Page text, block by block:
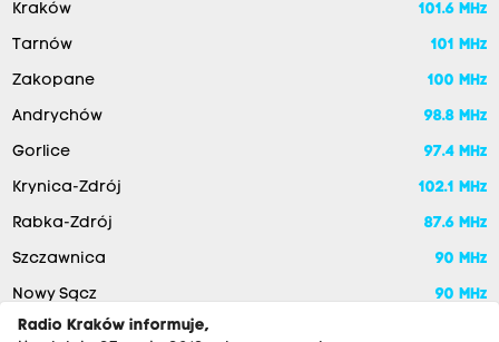
Kraków 101.6 MHz
Tarnów 101 MHz
Zakopane 100 MHz
Andrychów 98.8 MHz
Gorlice 97.4 MHz
Krynica-Zdrój 102.1 MHz
Rabka-Zdrój 87.6 MHz
Szczawnica 90 MHz
Nowy Sącz
90 MHz
Radio Kraków informuje,